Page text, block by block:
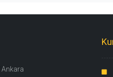
Ankara